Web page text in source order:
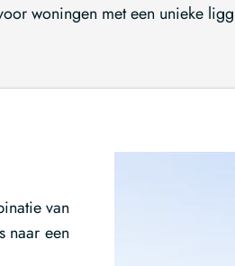
woningen met een unieke
van
naar een